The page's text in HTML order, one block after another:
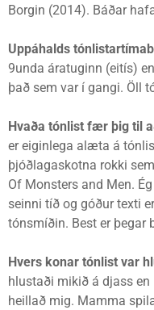
Borgin (2014). Báðar
Uppáhalds
9unda áratuginn (eitís)
það sem var í gangi. Öll
Hvaða tónlist fær þig til
er eiginlega alæta á
þjóðlagaskotna rokki
Of Monsters and Men.
seinni tíð og góður texti
tónsmíðin. Best er
Hvers konar tónlist var
hlustaði mikið á djass
heillað mig. Mamma